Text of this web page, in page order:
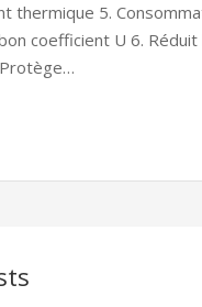
thermique 5.
coefficient U 6.